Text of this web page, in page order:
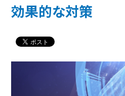
効果的な対策